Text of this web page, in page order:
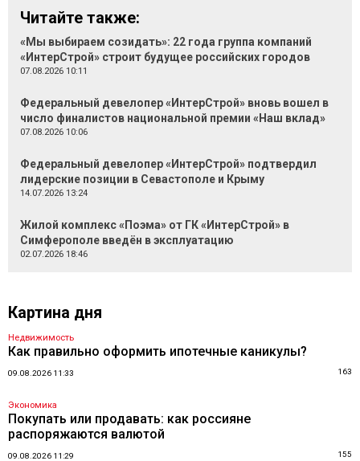
Читайте также:
«Мы выбираем созидать»: 22 года группа компаний
«ИнтерСтрой» строит будущее российских городов
07.08.2026 10:11
Федеральный девелопер «ИнтерСтрой» вновь вошел в
число финалистов национальной премии «Наш вклад»
07.08.2026 10:06
Федеральный девелопер «ИнтерСтрой» подтвердил
лидерские позиции в Севастополе и Крыму
14.07.2026 13:24
Жилой комплекс «Поэма» от ГК «ИнтерСтрой» в
Симферополе введён в эксплуатацию
02.07.2026 18:46
Картина дня
Недвижимость
Как правильно оформить ипотечные каникулы?
09.08.2026 11:33 163
Экономика
Покупать или продавать: как россияне
распоряжаются валютой
09.08.2026 11:29 155